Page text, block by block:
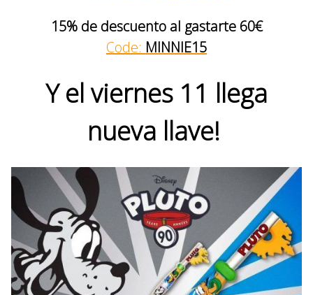
15% de descuento al gastarte 60€
Code: MINNIE15
Y el viernes 11 llega
nueva llave!